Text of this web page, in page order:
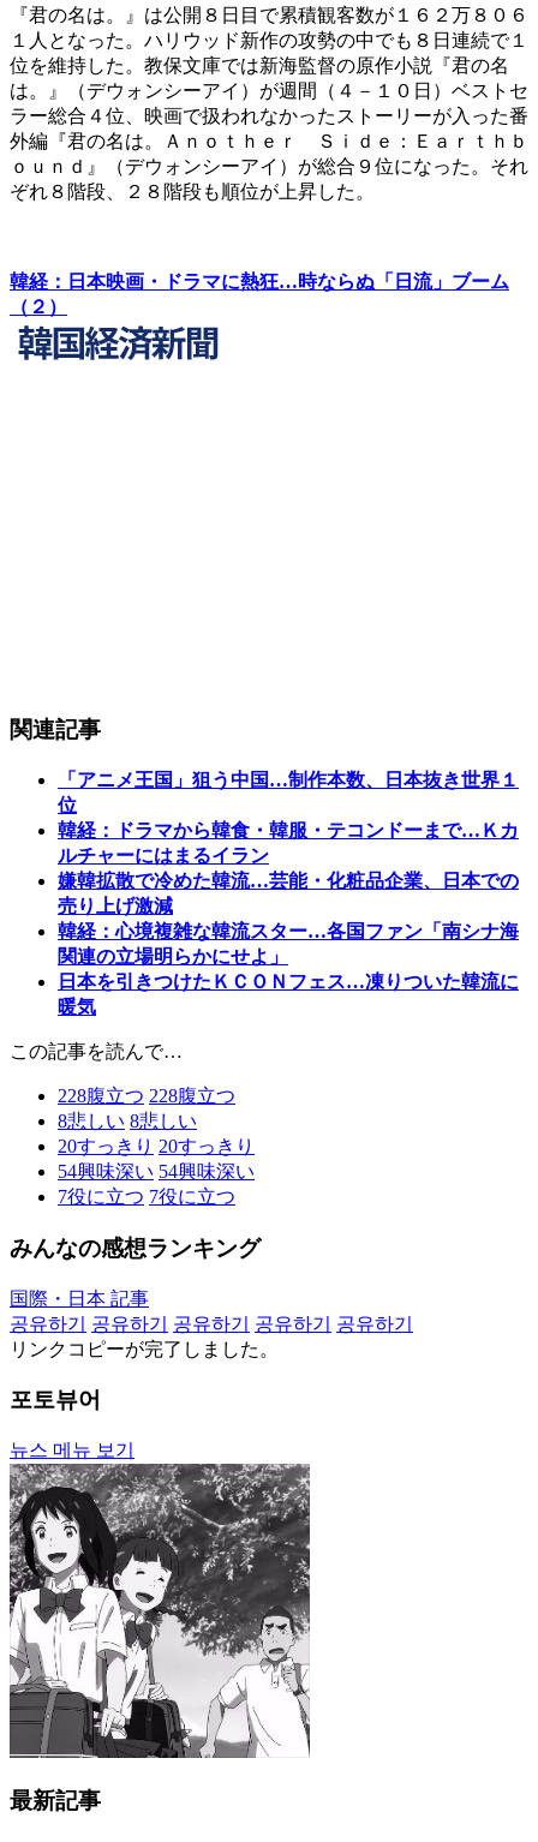
『君の名は。』は公開８日目で累積観客数が１６２万８０６
１人となった。ハリウッド新作の攻勢の中でも８日連続で１
位を維持した。教保文庫では新海監督の原作小説『君の名
は。』（デウォンシーアイ）が週間（４－１０日）ベストセ
ラー総合４位、映画で扱われなかったストーリーが入った番
外編『君の名は。Ａｎｏｔｈｅｒ Ｓｉｄｅ：Ｅａｒｔｈｂ
ｏｕｎｄ』（デウォンシーアイ）が総合９位になった。それ
ぞれ８階段、２８階段も順位が上昇した。
韓経：日本映画・ドラマに熱狂…時ならぬ「日流」ブーム
（２）
関連記事
「アニメ王国」狙う中国…制作本数、日本抜き世界１
位
韓経：ドラマから韓食・韓服・テコンドーまで…Ｋカ
ルチャーにはまるイラン
嫌韓拡散で冷めた韓流…芸能・化粧品企業、日本での
売り上げ激減
韓経：心境複雑な韓流スター…各国ファン「南シナ海
関連の立場明らかにせよ」
日本を引きつけたＫＣＯＮフェス…凍りついた韓流に
暖気
この記事を読んで…
228腹立つ 228腹立つ
8悲しい 8悲しい
20すっきり 20すっきり
54興味深い 54興味深い
7役に立つ 7役に立つ
みんなの感想ランキング
国際・日本 記事
공유하기
공유하기 공유하기 공유하기
공유하기
リンクコピーが完了しました。
포토뷰어
뉴스 메뉴 보기
最新記事